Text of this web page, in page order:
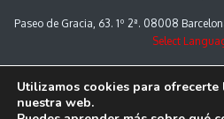
Paseo de Gracia, 63. 1º 2ª. 08008
Select
Utilizamos cookies para
nuestra web.